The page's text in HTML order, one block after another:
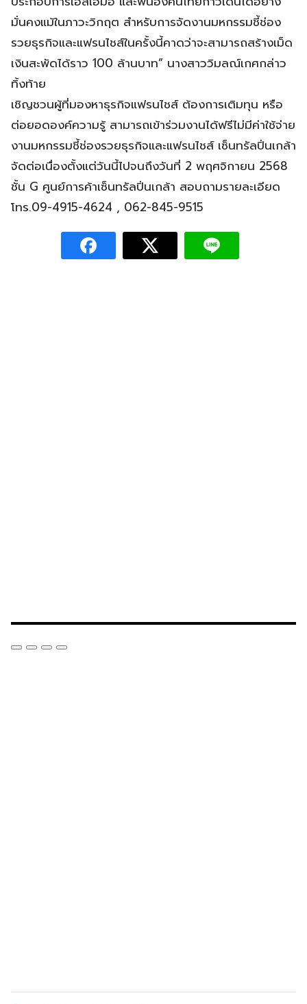
มั่นคงแม้ในภาวะวิกฤต สำหรับการจัดงานมหกรรมชี้ช่อง
รวยธุรกิจและแฟรนไชส์ในครั้งนี้คาดว่าจะสามารถสร้างเม็ด
เงินสะพัดได้ราว 100 ล้านบาท” นางสาววิมลณ์เกศกล่าว
ทิ้งท้าย
เชิญชวนผู้ที่มองหาธุรกิจแฟรนไชส์ ต้องการเติมทุน หรือ
ต่อยอดองค์ความรู้ สามารถเข้าร่วมงานได้ฟรีไม่มีค่าใช้จ่าย
งานมหกรรมชี้ช่องรวยธุรกิจและแฟรนไชส์ เซ็นทรัลปิ่นเกล้า
จัดต่อเนื่องตั้งแต่วันนี้ไปจนถึงวันที่ 2 พฤศจิกายน 2568
ชั้น G ศูนย์การค้าเซ็นทรัลปิ่นเกล้า สอบถามรายละเอียด
โทร.09-4915-4624 , 062-845-9515